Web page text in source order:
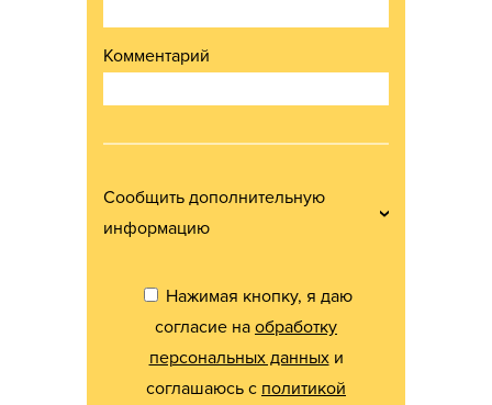
Комментарий
Сообщить дополнительную
информацию
Нажимая кнопку, я даю
согласие на обработку
персональных данныхи
соглашаюсь с политикой